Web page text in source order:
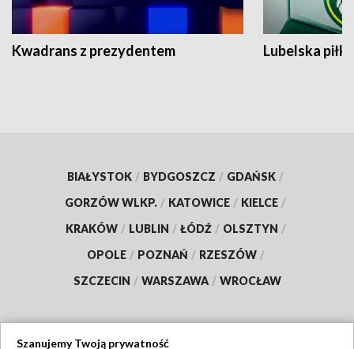
Kwadrans z prezydentem Lubelska piłka
BIAŁYSTOK / BYDGOSZCZ / GDAŃSK /
GORZÓW WLKP. / KATOWICE / KIELCE /
KRAKÓW / LUBLIN / ŁÓDŹ / OLSZTYN /
OPOLE / POZNAŃ / RZESZÓW /
SZCZECIN / WARSZAWA / WROCŁAW
Szanujemy Twoją prywatność